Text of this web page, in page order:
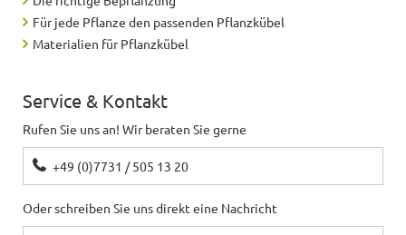
Für jede Pflanze den passenden Pflanzkübel
Materialien für Pflanzkübel
Service & Kontakt
Rufen Sie uns an! Wir beraten Sie gerne
+49 (0)7731 / 505 13 20
Oder schreiben Sie uns direkt eine Nachricht